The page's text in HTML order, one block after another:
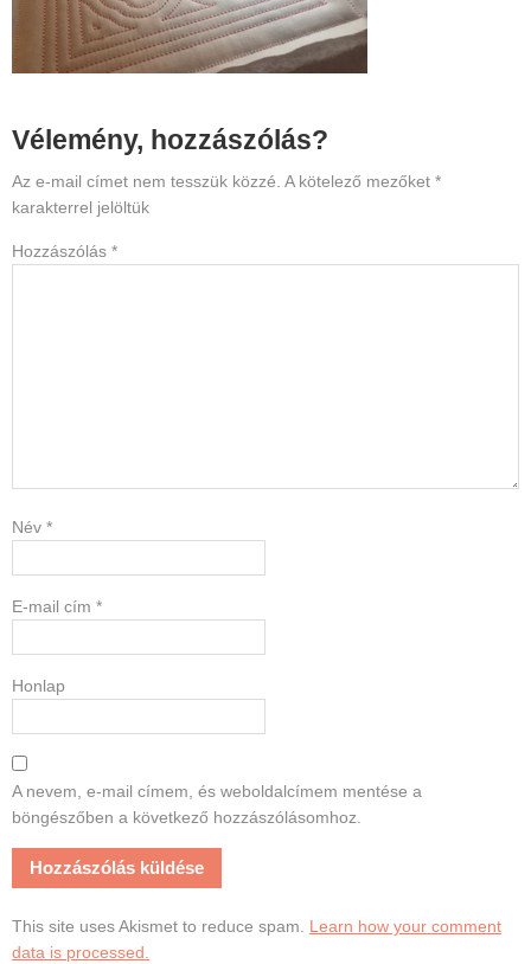
Reader
Interactions
Vélemény, hozzászólás?
Az e-mail címet nem tesszük közzé. A kötelező mezőket *
karakterrel jelöltük
Hozzászólás *
Név *
E-mail cím *
Honlap
A nevem, e-mail címem, és weboldalcímem mentése a
böngészőben a következő hozzászólásomhoz.
This site uses Akismet to reduce spam. Learn how your comment
data is processed.